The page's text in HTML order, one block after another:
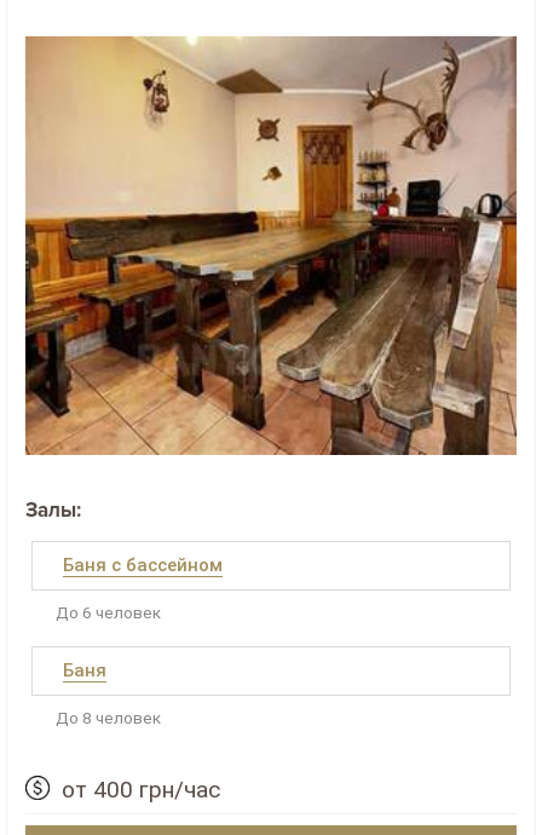
Залы:
Баня с бассейном
До 6 человек
Баня
До 8 человек
от 400 грн/час